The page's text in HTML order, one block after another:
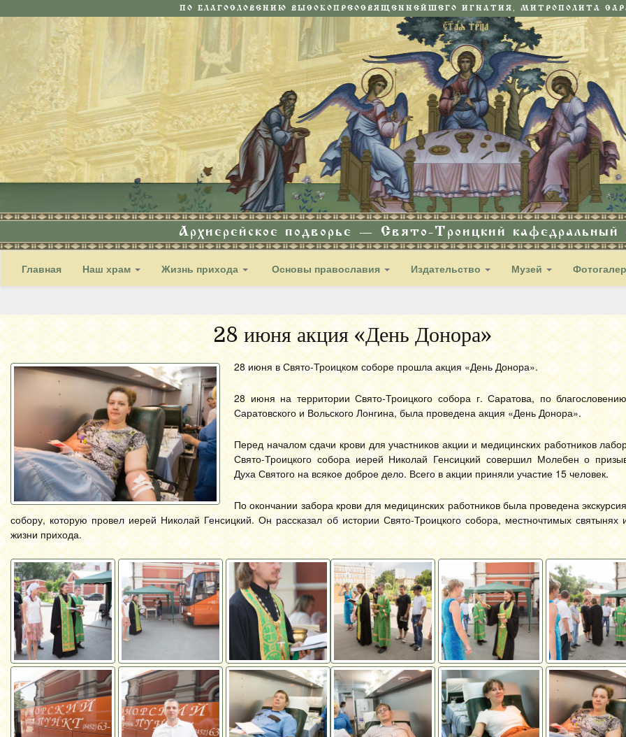
ПО БЛАГОСЛОВЕНИЮ ВЫСОКОПРЕОСВЯЩЕННЕЙШЕГО ИГНАТИЯ, МИТРОПОЛИТА
Архиерейское подворье — Свято-Троицкий кафедральный
Главная Наш храм Жизнь прихода Основы православия Издательство Музей
28 июня акция «День Донора»
28 июня в Свято-Троицком соборе прошла акция «День Донора».
28 июня на территории Свято-Троицкого собора г. Саратова, по
Саратовского и Вольского Лонгина, была проведена акция «День Донора».
Перед началом сдачи крови для участников акции и медицинских работников
Свято-Троицкого собора иерей Николай Генсицкий совершил Молебен о
Духа Святого на всякое доброе дело. Всего в акции приняли участие 15 человек.
По окончании забора крови для медицинских работников была проведена
собору, которую провел иерей Николай Генсицкий. Он рассказал об истории Свято-Троицкого собора, местночтимых святынях
жизни прихода.